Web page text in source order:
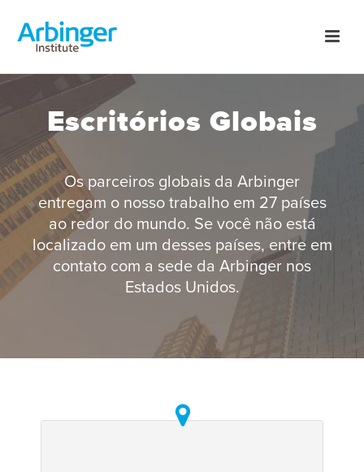
Escritórios Globais
Os parceiros globais da Arbinger
entregam o nosso trabalho em 27 países
ao redor do mundo. Se você não está
localizado em um desses países, entre em
contato com a sede da Arbinger nos
Estados Unidos.